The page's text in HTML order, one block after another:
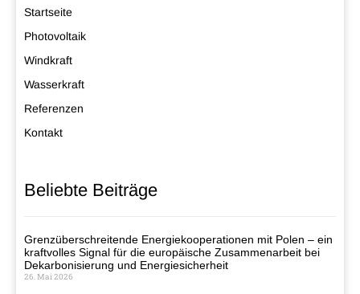
Startseite
Photovoltaik
Windkraft
Wasserkraft
Referenzen
Kontakt
Beliebte Beiträge
Grenzüberschreitende Energiekooperationen mit Polen – ein
kraftvolles Signal für die europäische Zusammenarbeit bei
Dekarbonisierung und Energiesicherheit
26. Mai 2026